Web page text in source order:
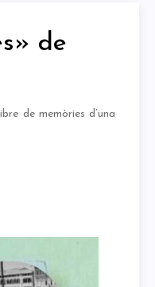
de
de memòries d’una